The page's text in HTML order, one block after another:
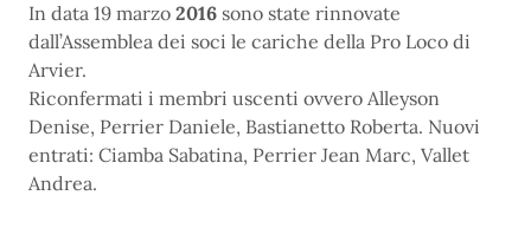
In data 19 marzo 2016 sono state rinnovate
dall’Assemblea dei soci le cariche della Pro Loco di
Arvier.
Riconfermati i membri uscenti ovvero Alleyson
Denise, Perrier Daniele, Bastianetto Roberta. Nuovi
entrati: Ciamba Sabatina, Perrier Jean Marc, Vallet
Andrea.